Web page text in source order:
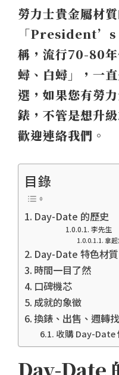
二
手
收
購,
世
界
名
錶
交
流、
二
手
買
賣
估
價、
古
勞力士貴金屬材
「President’s
稱，流行70-80
蟳、白蟳」，一
選，如果您有勞
錶，不管是想升
歡迎連絡我們。
目錄
Day-Date 的歷史
李先生
拿
Day-Date 特色材
時間一目了然
口碑機芯
成就的象徵
換錶、出售、週轉
收購 Day-Date
Day-Date